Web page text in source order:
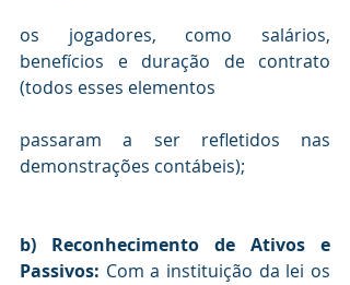
os jogadores, como salários,
benefícios e duração de contrato
passaram a ser refletidos nas
demonstrações contábeis);
b) Reconhecimento de Ativos e
Passivos: Com a instituição da lei os